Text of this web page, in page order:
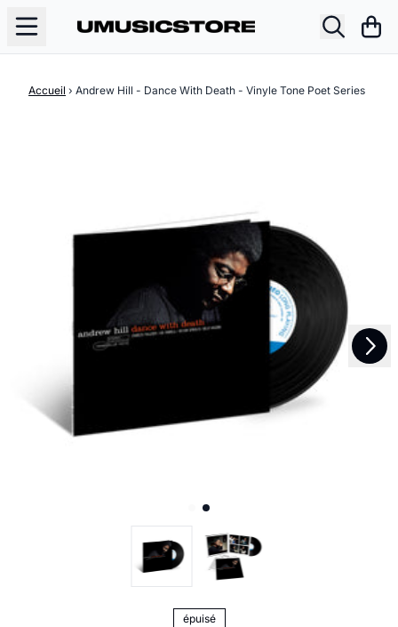
Accueil › Andrew Hill - Dance With Death - Vinyle Tone Poet Series
Suivant
épuisé